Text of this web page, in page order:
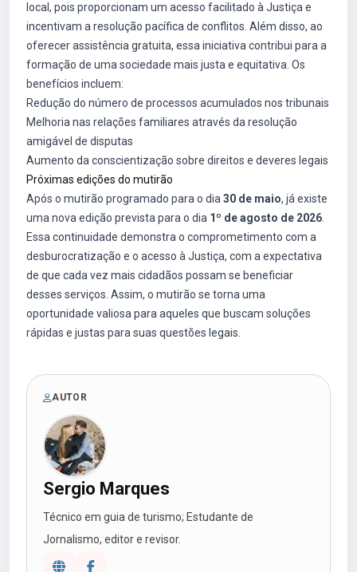
local, pois proporcionam um acesso facilitado à Justiça e
incentivam a resolução pacífica de conflitos. Além disso, ao
oferecer assistência gratuita, essa iniciativa contribui para a
formação de uma sociedade mais justa e equitativa. Os
benefícios incluem:
Redução do número de processos acumulados nos tribunais
Melhoria nas relações familiares através da resolução
amigável de disputas
Aumento da conscientização sobre direitos e deveres legais
Próximas edições do mutirão
Após o mutirão programado para o dia 30 de maio, já existe
uma nova edição prevista para o dia 1º de agosto de 2026
Essa continuidade demonstra o comprometimento com a
desburocratização e o acesso à Justiça, com a expectativa
de que cada vez mais cidadãos possam se beneficiar
desses serviços. Assim, o mutirão se torna uma
oportunidade valiosa para aqueles que buscam soluções
rápidas e justas para suas questões legais.
AUTOR
Sergio Marques
Técnico em guia de turismo; Estudante de
Jornalismo, editor e revisor.